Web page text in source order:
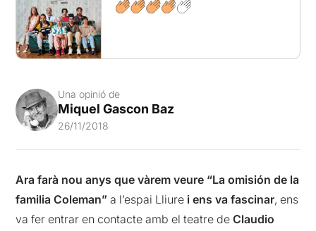
Una opinió de
Miquel Gascon Baz
26/11/2018
Ara farà nou anys que vàrem veure “La omisión de la
familia Coleman” a l’espai Lliure i ens va fascinar, ens
va fer entrar en contacte amb el teatre deClaudio